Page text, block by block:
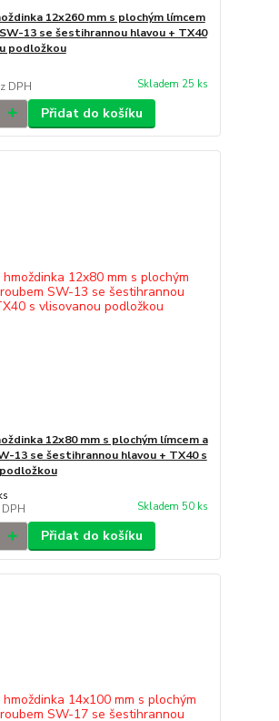
12x260 mm s plochým límcem
13 se šestihrannou hlavou + TX40
podložkou
DPH Skladem 25 ks
Přidat do košíku
12x80 mm s plochým límcem a
13 se šestihrannou hlavou + TX40 s
Skladem 50 ks
Přidat do košíku